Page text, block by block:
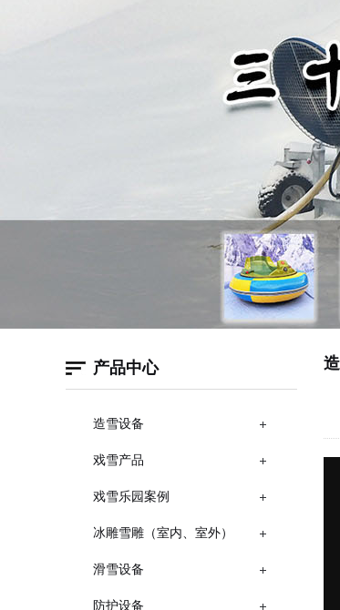
产品中心
造雪设备
戏雪产品
戏雪乐园案例
冰雕雪雕（室内、室外）
滑雪设备
防护设备